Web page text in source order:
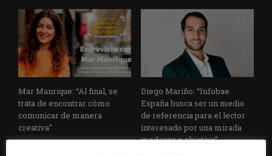
Mar Manrique: “Al final, se
trata de encontrar cómo
comunicar de manera
creativa”
Diego Mariño: “Infobae
España busca ser un medio
de referencia para el lector
interesado por una mirada
moderna y objetiva”